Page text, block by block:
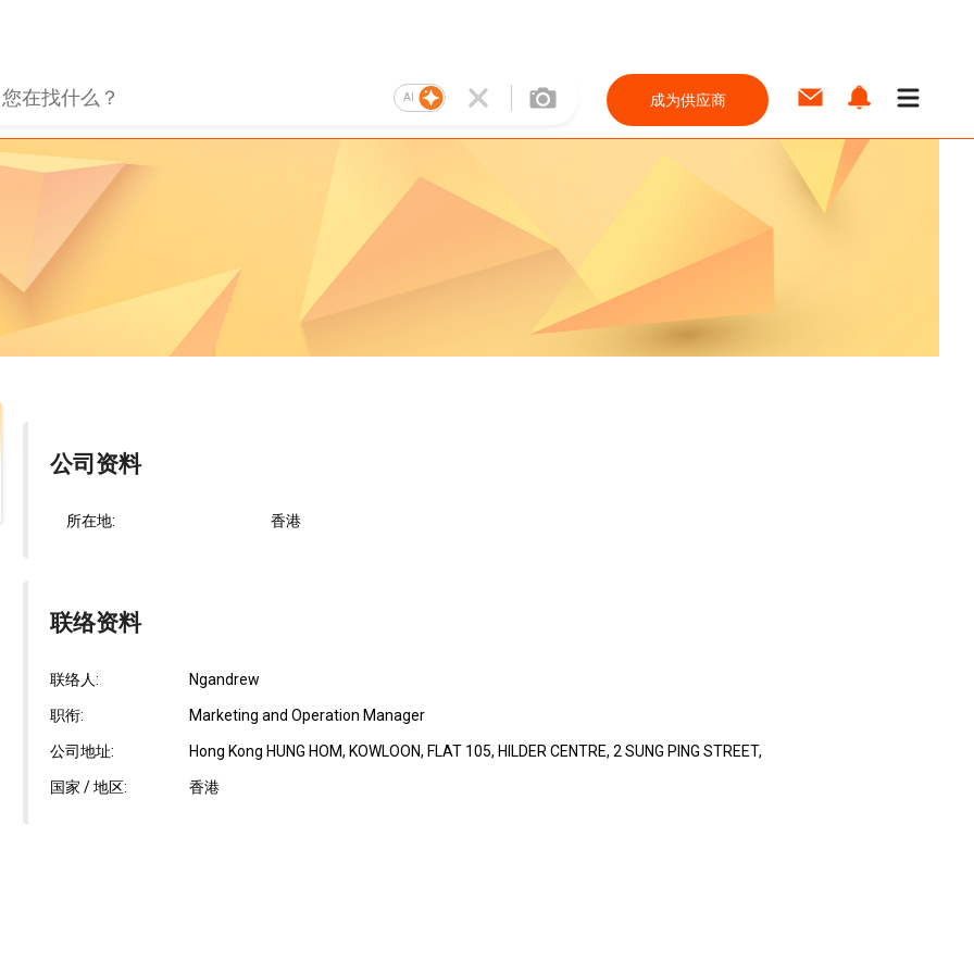
AI 成为供应商
公司资料
所在地: 香港
联络资料
联络人: Ngandrew
职衔: Marketing and Operation Manager
公司地址: Hong Kong HUNG HOM, KOWLOON, FLAT 105, HILDER CENTRE, 2 SUNG PING STREET,
国家 / 地区: 香港